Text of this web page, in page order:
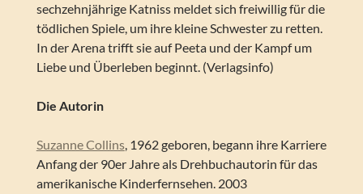
sechzehnjährige Katniss meldet sich freiwillig für die
tödlichen Spiele, um ihre kleine Schwester zu retten.
In der Arena trifft sie auf Peeta und der Kampf um
Liebe und Überleben beginnt. (Verlagsinfo)
Die Autorin
Suzanne Collins, 1962 geboren, begann ihre Karriere
Anfang der 90er Jahre als Drehbuchautorin für das
amerikanische Kinderfernsehen. 2003